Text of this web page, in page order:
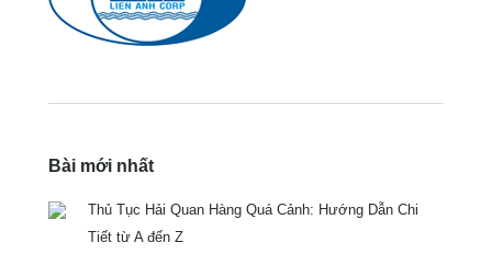
Bài mới nhất
Thủ Tục Hải Quan Hàng Quá Cảnh: Hướng Dẫn Chi
Tiết từ A đến Z